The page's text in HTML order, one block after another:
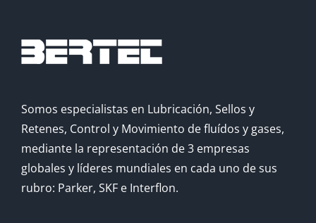
Somos especialistas en Lubricación, Sellos y
Retenes, Control y Movimiento de fluídos y gases,
mediante la representación de 3 empresas
globales y líderes mundiales en cada uno de sus
rubro: Parker, SKF e Interflon.